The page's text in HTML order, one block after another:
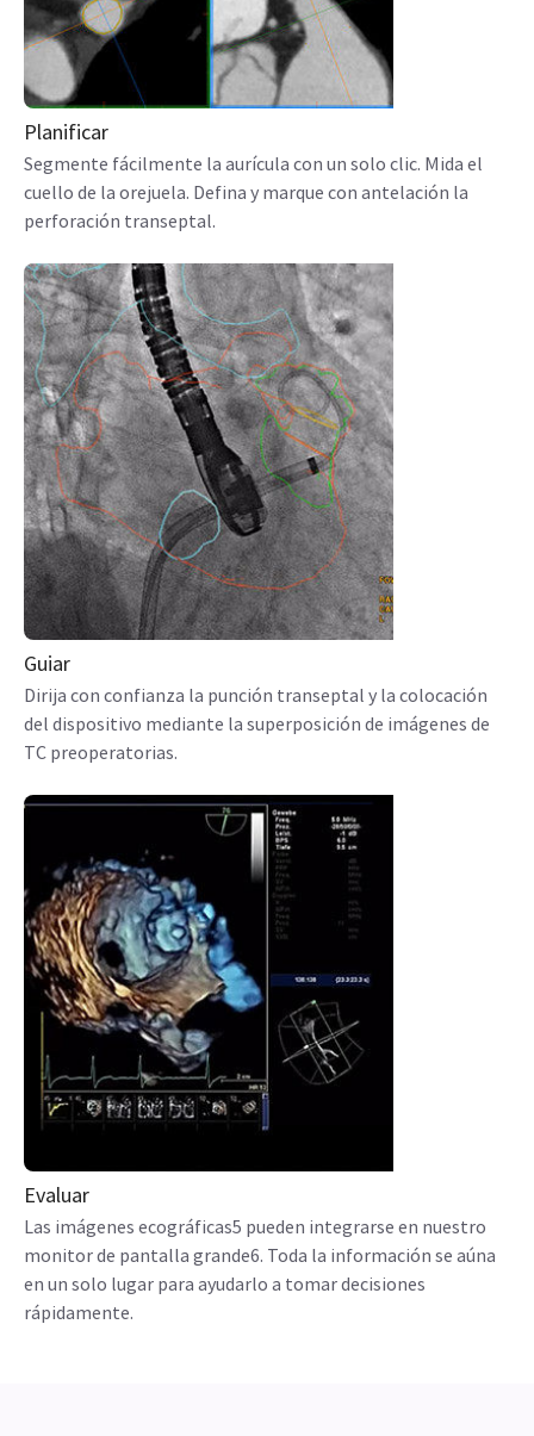
Planificar
Segmente fácilmente la aurícula con un solo clic. Mida el
cuello de la orejuela. Defina y marque con antelación la
perforación transeptal.
Guiar
Dirija con confianza la punción transeptal y la colocación
del dispositivo mediante la superposición de imágenes de
TC preoperatorias.
Evaluar
Las imágenes ecográficas5 pueden integrarse en nuestro
monitor de pantalla grande6. Toda la información se aúna
en un solo lugar para ayudarlo a tomar decisiones
rápidamente.